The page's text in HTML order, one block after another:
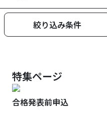
絞り込み条件
特集ページ
合格発表前申込